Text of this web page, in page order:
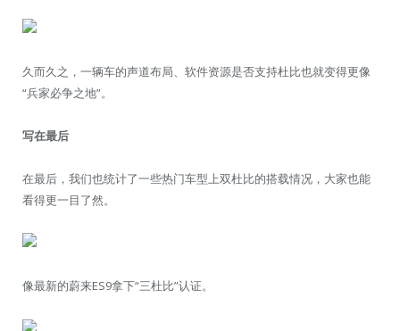
久而久之，一辆车的声道布局、软件资源是否支持杜比也就变得更像
“兵家必争之地”。
写在最后
在最后，我们也统计了一些热门车型上双杜比的搭载情况，大家也能
看得更一目了然。
像最新的蔚来ES9拿下“三杜比”认证。